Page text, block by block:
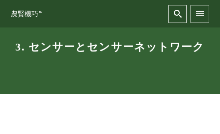
農賢機巧™
3. センサーとセンサーネットワーク